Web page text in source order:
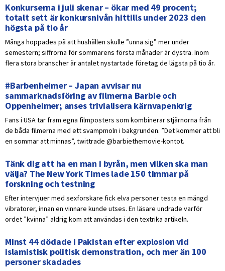
Konkurserna i juli skenar – ökar med 49 procent;
totalt sett är konkursnivån hittills under 2023 den
högsta på tio år
Många hoppades på att hushållen skulle ”unna sig” mer under
semestern; siffrorna för sommarens första månader är dystra. Inom
flera stora branscher är antalet nystartade företag de lägsta på tio år.
#Barbenheimer – Japan avvisar nu
sammarknadsföring av filmerna Barbie och
Oppenheimer; anses trivialisera kärnvapenkrig
Fans i USA tar fram egna filmposters som kombinerar stjärnorna från
de båda filmerna med ett svampmoln i bakgrunden. ”Det kommer att bli
en sommar att minnas”, twittrade @barbiethemovie-kontot.
Tänk dig att ha en man i byrån, men vilken ska man
välja? The New York Times lade 150 timmar på
forskning och testning
Efter intervjuer med sexforskare fick elva personer testa en mängd
vibratorer, innan en vinnare kunde utses. En läsare undrade varför
ordet ”kvinna” aldrig kom att användas i den textrika artikeln.
Minst 44 dödade i Pakistan efter explosion vid
islamistisk politisk demonstration, och mer än 100
personer skadades